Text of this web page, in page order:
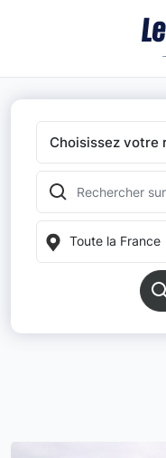
Choisissez votre
Toute la France